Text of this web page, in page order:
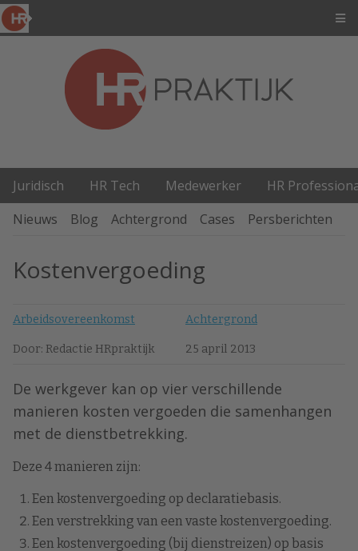
Juridisch HR Tech Medewerker
HR
Nieuws
Blog Achtergrond Cases Persberichten
Kostenvergoeding
Arbeidsovereenkomst Achtergrond
Door: Redactie HRpraktijk 25 april 2013
De werkgever kan op vier verschillende
manieren kosten vergoeden die samenhangen
met de dienstbetrekking.
Deze 4 manieren zijn:
Een kostenvergoeding op declaratiebasis.
Een verstrekking van een vaste kostenvergoeding.
Een kostenvergoeding (bij dienstreizen) op basis